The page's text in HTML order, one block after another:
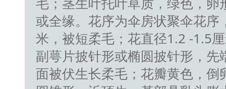
或全缘。花序为伞房状聚伞花
米，被短柔毛；花直径1.2 -1.5
副萼片披针形或椭圆披针形，
面被伏生长柔毛；花瓣黄色，